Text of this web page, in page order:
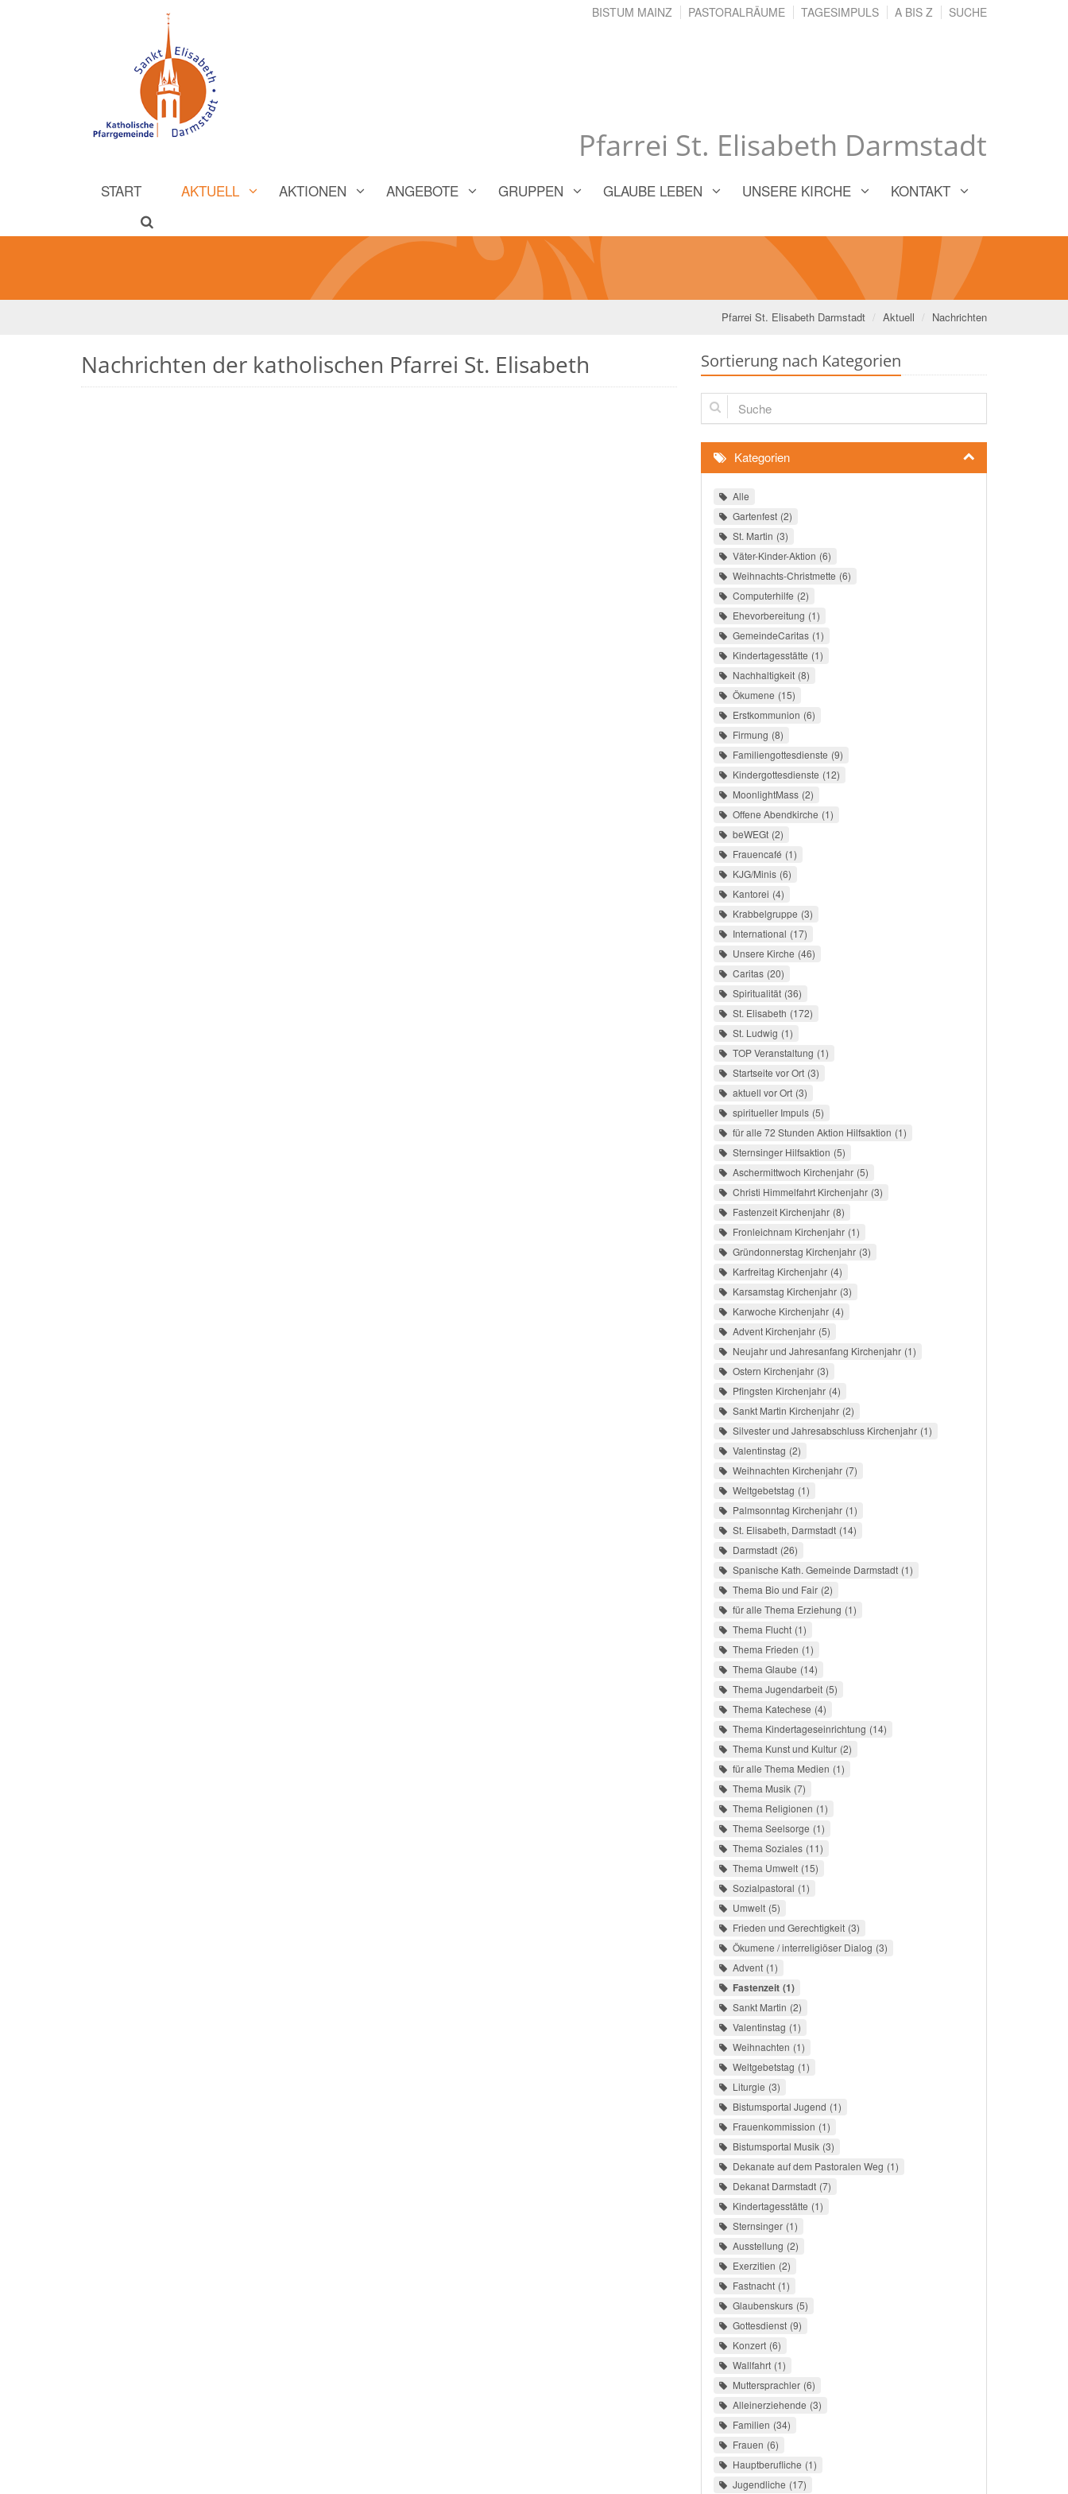
Pfarrei St. Elisabeth Darmstadt
BISTUM MAINZ PASTORALRÄUME TAGESIMPULS A BIS Z SUCHE
START AKTUELL AKTIONEN ANGEBOTE GRUPPEN GLAUBE LEBEN UNSERE KIRCHE KONTAKT
Pfarrei St. Elisabeth Darmstadt Aktuell Nachrichten
Nachrichten der katholischen Pfarrei St. Elisabeth Sortierung nach Kategorien
Suche
Kategorien
Alle
Gartenfest 2
St. Martin 3
Väter-Kinder-Aktion 6
Weihnachts-Christmette 6
Computerhilfe 2
Ehevorbereitung 1
GemeindeCaritas 1
Kindertagesstätte 1
Nachhaltigkeit 8
Ökumene 15
Erstkommunion 6
Firmung 8
Familiengottesdienste 9
Kindergottesdienste 12
MoonlightMass 2
Offene Abendkirche 1
beWEGt 2
Frauencafé 1
KJG/Minis 6
Kantorei 4
Krabbelgruppe 3
International 17
Unsere Kirche 46
Caritas 20
Spiritualität 36
St. Elisabeth 172
St. Ludwig 1
TOP Veranstaltung 1
Startseite vor Ort 3
aktuell vor Ort 3
spiritueller Impuls 5
für alle 72 Stunden Aktion Hilfsaktion 1
Sternsinger Hilfsaktion 5
Aschermittwoch Kirchenjahr 5
Christi Himmelfahrt Kirchenjahr 3
Fastenzeit Kirchenjahr 8
Fronleichnam Kirchenjahr 1
Gründonnerstag Kirchenjahr 3
Karfreitag Kirchenjahr 4
Karsamstag Kirchenjahr 3
Karwoche Kirchenjahr 4
Advent Kirchenjahr 5
Neujahr und Jahresanfang Kirchenjahr 1
Ostern Kirchenjahr 3
Pfingsten Kirchenjahr 4
Sankt Martin Kirchenjahr 2
Silvester und Jahresabschluss Kirchenjahr 1
Valentinstag 2
Weihnachten Kirchenjahr 7
Weltgebetstag 1
Palmsonntag Kirchenjahr 1
St. Elisabeth, Darmstadt 14
Darmstadt 26
Spanische Kath. Gemeinde Darmstadt 1
Thema Bio und Fair 2
für alle Thema Erziehung 1
Thema Flucht 1
Thema Frieden 1
Thema Glaube 14
Thema Jugendarbeit 5
Thema Katechese 4
Thema Kindertageseinrichtung 14
Thema Kunst und Kultur 2
für alle Thema Medien 1
Thema Musik 7
Thema Religionen 1
Thema Seelsorge 1
Thema Soziales 11
Thema Umwelt 15
Sozialpastoral 1
Umwelt 5
Frieden und Gerechtigkeit 3
Ökumene / interreligiöser Dialog 3
Advent 1
Fastenzeit 1
Sankt Martin 2
Valentinstag 1
Weihnachten 1
Weltgebetstag 1
Liturgie 3
Bistumsportal Jugend 1
Frauenkommission 1
Bistumsportal Musik 3
Dekanate auf dem Pastoralen Weg 1
Dekanat Darmstadt 7
Kindertagesstätte 1
Sternsinger 1
Ausstellung 2
Exerzitien 2
Fastnacht 1
Glaubenskurs 5
Gottesdienst 9
Konzert 6
Wallfahrt 1
Muttersprachler 6
Alleinerziehende 3
Familien 34
Frauen 6
Hauptberufliche 1
Jugendliche 17